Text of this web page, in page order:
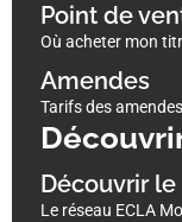
Point de
Où acheter mon
Amendes
Tarifs des amendes
Découvrir
Le réseau ECLA